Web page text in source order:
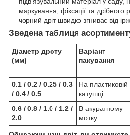
підв'язувальний матеріал у саду,
маркування, фіксації та
чорний дріт швидко згниває від
Зведена таблиця
Діаметр дроту
(мм)
Варіант
пакування
0.1 / 0.2 / 0.25 / 0.3
/ 0.4 / 0.5
На пластиковій
катушці
0.6 / 0.8 / 1.0 / 1.2 /
2.0
В акуратному
мотку